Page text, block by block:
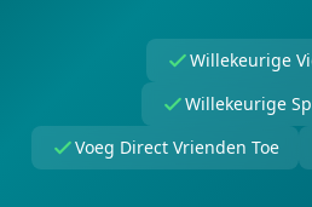
Willekeurige
Willekeurige
Voeg Direct Vrienden Toe